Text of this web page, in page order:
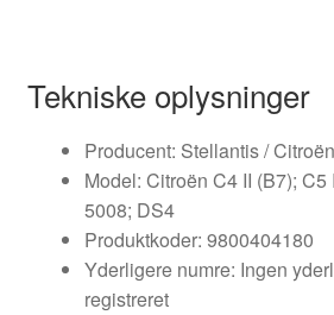
Tekniske oplysninger
Producent: Stellantis /
Model: Citroën C4 II (B7);
5008; DS4
Produktkoder: 9800404180
Yderligere numre: Ingen
registreret